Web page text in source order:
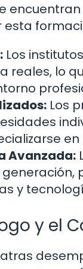
Los
reales, lo
Los
Avanzada:
y
y el